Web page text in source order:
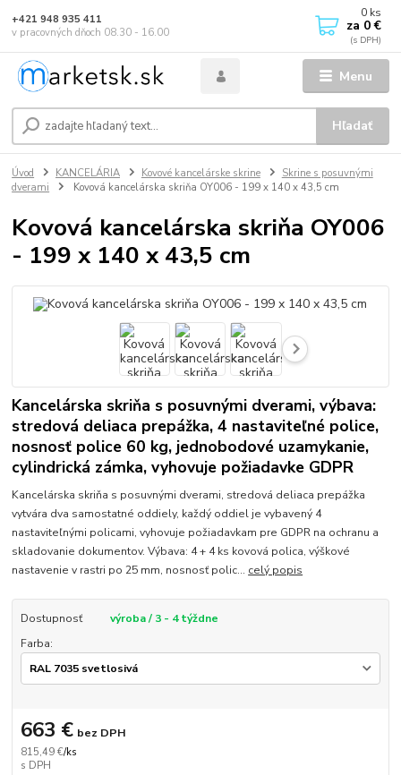
Menu
Hľadať
+421 948 935 411
v pracovných dňoch 08.30 - 16.00
0 ks
za 0 €
Úvod KANCELÁRIA Kovové kancelárske skrine
Skrine s posuvnými
dverami
Kovová kancelárska skriňa OY006 - 199 x 140 x 43,5 cm
Kovová kancelárska skriňa OY006
- 199 x 140 x 43,5 cm
Kancelárska skriňa s posuvnými dverami, výbava:
stredová deliaca prepážka, 4 nastaviteľné police,
nosnosť police 60 kg, jednobodové uzamykanie,
cylindrická zámka, vyhovuje požiadavke GDPR
Kancelárska skriňa s posuvnými dverami, stredová deliaca prepážka
vytvára dva samostatné oddiely, každý oddiel je vybavený 4
nastaviteľnými policami, vyhovuje požiadavkam pre GDPR na ochranu a
skladovanie dokumentov. Výbava: 4 + 4 ks kovová polica, výškové
nastavenie v rastri po 25 mm, nosnosť polic... celý popis
Dostupnosť
výroba / 3 - 4 týždne
Farba:
815,49 €/ks
663 € bez DPH